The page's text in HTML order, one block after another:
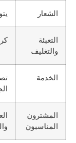
الشعار
التعبئة
والتغليف
الخدمة
المشترون
المناسبون